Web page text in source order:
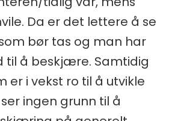
Da er det lettere å se
bør tas og man har
til å beskjære. Samtidig
er i vekst ro til å utvikle
ingen grunn til å